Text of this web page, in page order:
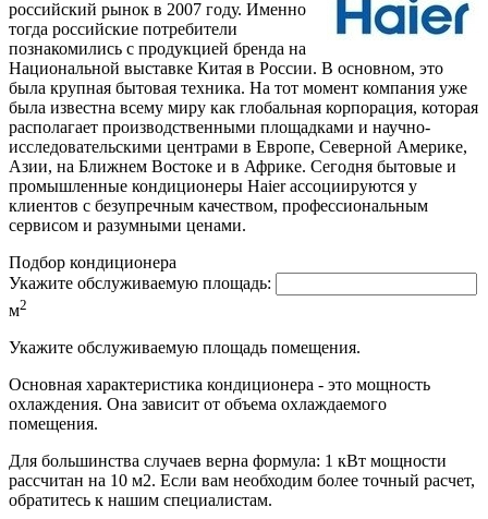
российский рынок в 2007 году. Именно
тогда российские потребители
познакомились с продукцией бренда на
Национальной выставке Китая в России. В основном, это
была крупная бытовая техника. На тот момент компания уже
была известна всему миру как глобальная корпорация, которая
располагает производственными площадками и научно-
исследовательскими центрами в Европе, Северной Америке,
Азии, на Ближнем Востоке и в Африке. Сегодня бытовые и
промышленные кондиционеры Haier ассоциируются у
клиентов с безупречным качеством, профессиональным
сервисом и разумными ценами.
Подбор кондиционера
Укажите обслуживаемую площадь:
м2
Укажите обслуживаемую площадь помещения.
Основная характеристика кондиционера - это мощность
охлаждения. Она зависит от объема охлаждаемого
помещения.
Для большинства случаев верна формула: 1 кВт мощности
рассчитан на 10 м2. Если вам необходим более точный расчет,
обратитесь к нашим специалистам.